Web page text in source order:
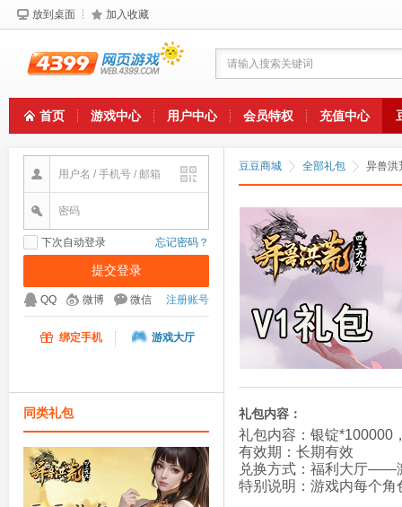
放到桌面 加入收藏
请输入搜索关键词
首页 游戏中心 用户中心 会员特权 充值中心
用户名 / 手机号 / 邮箱
密码
下次自动登录 忘记密码？
QQ 微博 微信 注册账号
绑定手机 游戏大厅
同类礼包
豆豆商城 全部礼包 异兽洪
礼包内容：
礼包内容： 银锭*100000
有效期：长期有效
兑换方式： 福利大厅——
特别说明： 游戏内每个角